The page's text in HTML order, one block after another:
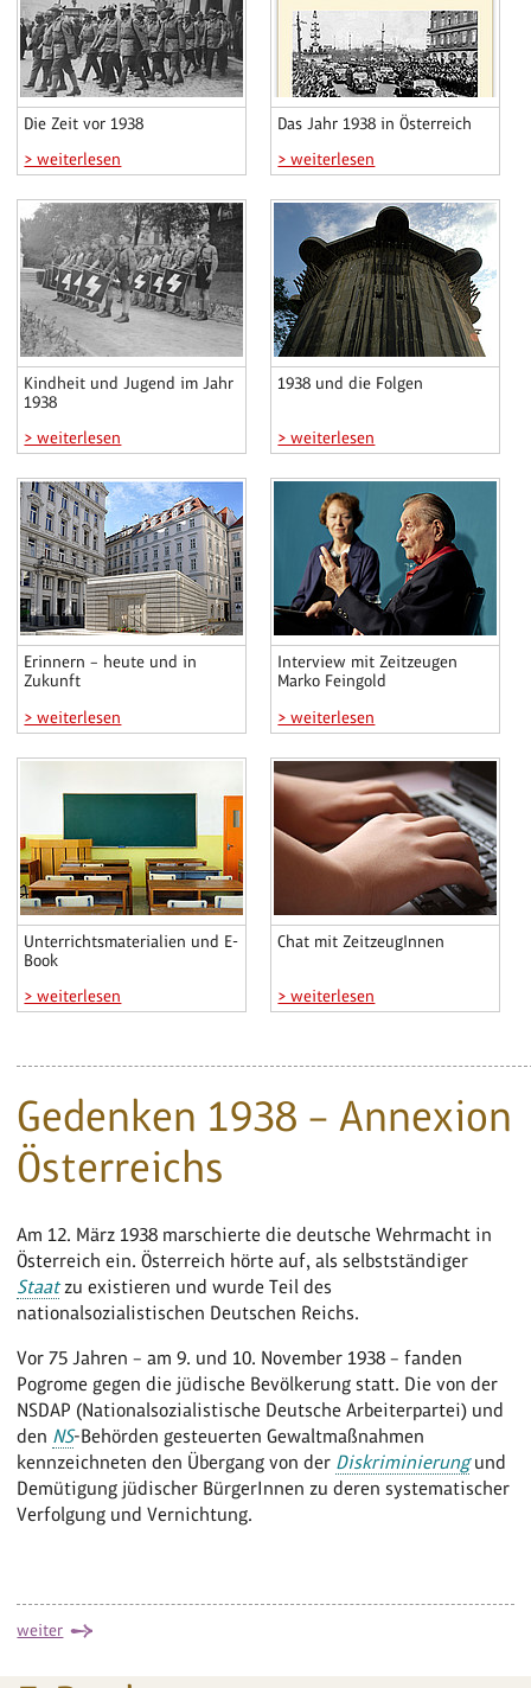
Die Zeit vor 1938
> weiterlesen
Das Jahr 1938 in Österreich
> weiterlesen
Kindheit und Jugend im Jahr
1938
> weiterlesen
1938 und die Folgen
> weiterlesen
Erinnern – heute und in
Zukunft
> weiterlesen
Interview mit Zeitzeugen
Marko Feingold
> weiterlesen
Unterrichtsmaterialien und E-
Book
> weiterlesen
Chat mit ZeitzeugInnen
> weiterlesen
Gedenken 1938 – Annexion
Österreichs
Am 12. März 1938 marschierte die deutsche Wehrmacht in
Österreich ein. Österreich hörte auf, als selbstständiger
Staatzu existieren und wurde Teil des
nationalsozialistischen Deutschen Reichs.
Vor 75 Jahren – am 9. und 10. November 1938 – fanden
Pogrome gegen die jüdische Bevölkerung statt. Die von der
NSDAP (Nationalsozialistische Deutsche Arbeiterpartei) und
den NS-Behörden gesteuerten Gewaltmaßnahmen
kennzeichneten den Übergang von der Diskriminierungund
Demütigung jüdischer BürgerInnen zu deren systematischer
Verfolgung und Vernichtung.
weiter